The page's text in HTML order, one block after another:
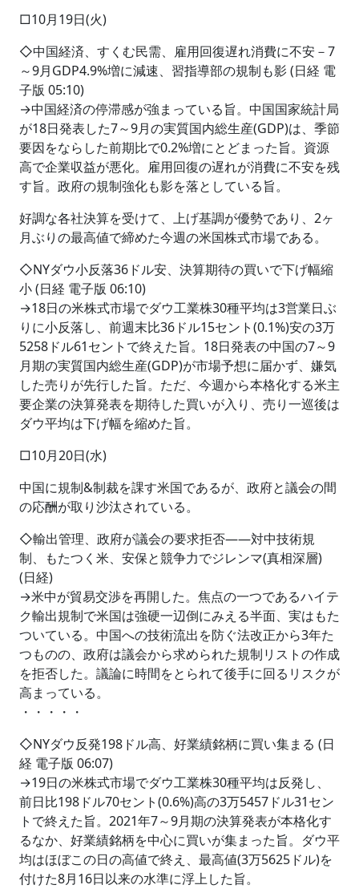
□10月19日(火)
◇中国経済、すくむ民需、雇用回復遅れ消費に不安－7
～9月GDP4.9%増に減速、習指導部の規制も影 (日経 電
子版 05:10)
→中国経済の停滞感が強まっている旨。中国国家統計局
が18日発表した7～9月の実質国内総生産(GDP)は、季節
要因をならした前期比で0.2%増にとどまった旨。資源
高で企業収益が悪化。雇用回復の遅れが消費に不安を残
す旨。政府の規制強化も影を落としている旨。
好調な各社決算を受けて、上げ基調が優勢であり、2ヶ
月ぶりの最高値で締めた今週の米国株式市場である。
◇NYダウ小反落36ドル安、決算期待の買いで下げ幅縮
小 (日経 電子版 06:10)
→18日の米株式市場でダウ工業株30種平均は3営業日ぶ
りに小反落し、前週末比36ドル15セント(0.1%)安の3万
5258ドル61セントで終えた旨。18日発表の中国の7～9
月期の実質国内総生産(GDP)が市場予想に届かず、嫌気
した売りが先行した旨。ただ、今週から本格化する米主
要企業の決算発表を期待した買いが入り、売り一巡後は
ダウ平均は下げ幅を縮めた旨。
□10月20日(水)
中国に規制&制裁を課す米国であるが、政府と議会の間
の応酬が取り沙汰されている。
◇輸出管理、政府が議会の要求拒否――対中技術規
制、もたつく米、安保と競争力でジレンマ(真相深層)
(日経)
→米中が貿易交渉を再開した。焦点の一つであるハイテ
ク輸出規制で米国は強硬一辺倒にみえる半面、実はもた
ついている。中国への技術流出を防ぐ法改正から3年た
つものの、政府は議会から求められた規制リストの作成
を拒否した。議論に時間をとられて後手に回るリスクが
高まっている。
・・・・・
◇NYダウ反発198ドル高、好業績銘柄に買い集まる (日
経 電子版 06:07)
→19日の米株式市場でダウ工業株30種平均は反発し、
前日比198ドル70セント(0.6%)高の3万5457ドル31セン
トで終えた旨。2021年7～9月期の決算発表が本格化す
るなか、好業績銘柄を中心に買いが集まった旨。ダウ平
均はほぼこの日の高値で終え、最高値(3万5625ドル)を
付けた8月16日以来の水準に浮上した旨。